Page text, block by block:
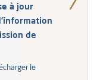
à jour
de
le